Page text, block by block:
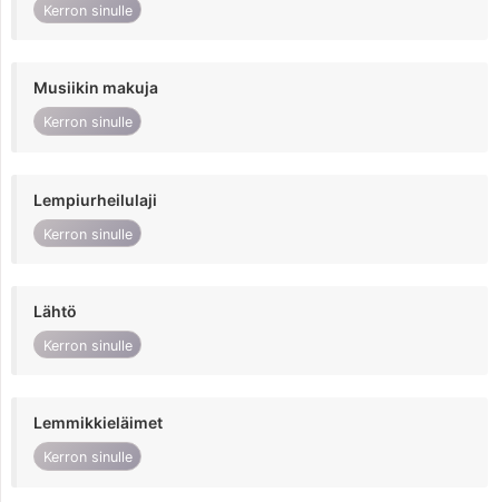
Kerron sinulle
Musiikin makuja
Kerron sinulle
Lempiurheilulaji
Kerron sinulle
Lähtö
Kerron sinulle
Lemmikkieläimet
Kerron sinulle